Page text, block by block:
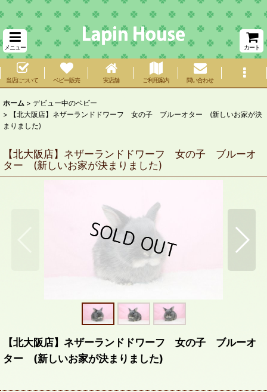
メニュー カート
当店について ベビー販売 実店舗 ご利用案内 問い合わせ
ホーム > デビュー中のベビー
>
【北大阪店】ネザーランドドワーフ 女の子 ブルーオター (新しいお家が決
まりました)
【北大阪店】ネザーランドドワーフ 女の子 ブルーオ
ター (新しいお家が決まりました)
【北大阪店】ネザーランドドワーフ 女の子 ブルーオ
ター (新しいお家が決まりました)